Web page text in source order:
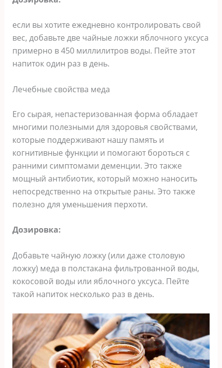
если вы хотите ежедневно контролировать свой
вес, добавьте две чайные ложки яблочного уксуса
примерно в 450 миллилитров воды. Пейте этот
напиток один раз в день.
Лечебные свойства меда
Его сырая, непастеризованная форма обладает
многими полезными для здоровья свойствами,
которые поддерживают нашу память и
когнитивные функции и помогают бороться с
ранними симптомами деменции. Это также
мощный антибиотик, который можно наносить
непосредственно на открытые раны. Это также
полезно для уменьшения перхоти.
Дозировка:
Добавьте чайную ложку (или даже столовую
ложку) меда в полстакана фильтрованной воды,
кокосовой воды или яблочного уксуса. Пейте
такой напиток несколько раз в день.